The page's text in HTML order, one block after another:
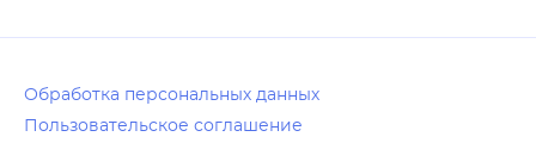
Обработка персональных данных
Пользовательское соглашение